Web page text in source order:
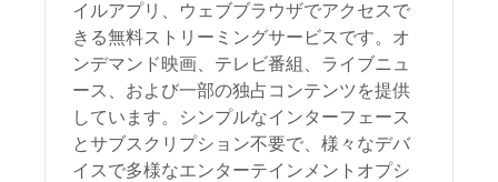
イルアプリ、ウェブブラウザでアクセスで
きる無料ストリーミングサービスです。オ
ンデマンド映画、テレビ番組、ライブニュ
ース、および一部の独占コンテンツを提供
しています。シンプルなインターフェース
とサブスクリプション不要で、様々なデバ
イスで多様なエンターテインメントオプシ